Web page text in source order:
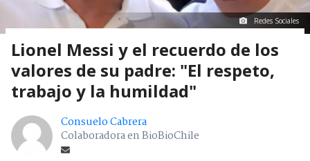
Redes Sociales
Lionel Messi y el recuerdo de los
valores de su padre: "El respeto,
trabajo y la humildad"
Consuelo Cabrera
Colaboradora en BioBioChile